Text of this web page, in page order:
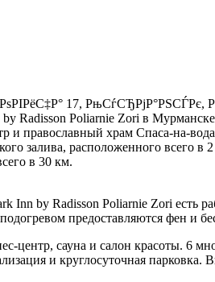
17, РњСѓСЂРјР°РЅСЃРє,
by Radisson Poliarnie Zori в
и православный храм Спаса-на-
залива, расположенного всего
в 30 км.
Inn by Radisson Poliarnie Zori есть
предоставляются фен и
центр, сауна и салон красоты. 6
и круглосуточная